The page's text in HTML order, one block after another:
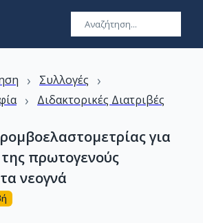
› Συλλογές ›
› Διδακτορικές Διατριβές
για
πρωτογενούς
νεογνά